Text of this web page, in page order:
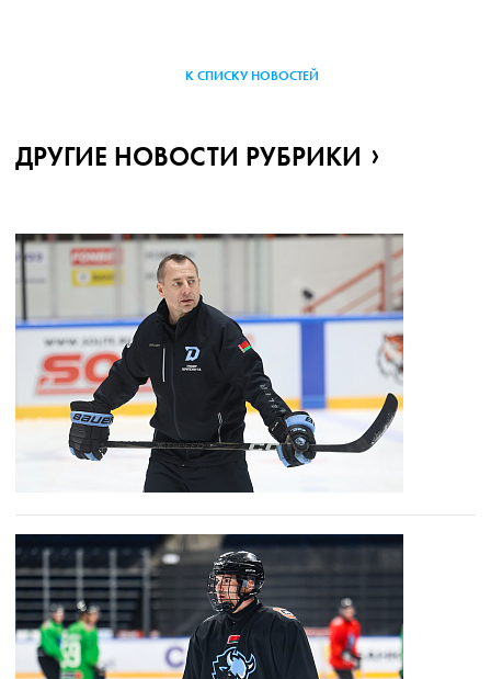
К СПИСКУ НОВОСТЕЙ
ДРУГИЕ НОВОСТИ РУБРИКИ